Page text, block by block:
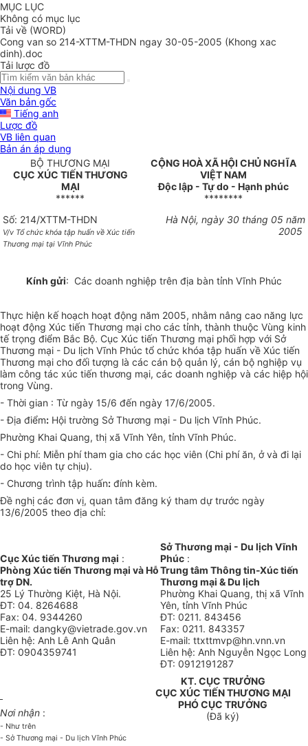
MỤC LỤC
Không có mục lục
Tải về (WORD)
Cong van so 214-XTTM-THDN ngay 30-05-2005 (Khong xac
dinh).doc
Tải lược đồ
Nội dung VB
Văn bản gốc
Tiếng anh
Lược đồ
VB liên quan
Bản án áp dụng
BỘ THƯƠNG MẠI
CỤC XÚC TIẾN THƯƠNG
MẠI
******
CỘNG HOÀ XÃ HỘI CHỦ NGHĨA
VIỆT NAM
Độc lập - Tự do - Hạnh phúc
********
Số: 214/XTTM-THDN
V/v Tổ chức khóa tập huấn về Xúc tiến
Thương mại tại Vĩnh Phúc
Hà Nội, ngày 30 tháng 05 năm
2005
Kính gửi: Các doanh nghiệp trên địa bàn tỉnh Vĩnh Phúc
Thực hiện kế hoạch hoạt động năm 2005, nhằm nâng cao năng lực
hoạt động Xúc tiến Thương mại cho các tỉnh, thành thuộc Vùng kinh
tế trọng điểm Bắc Bộ. Cục Xúc tiến Thương mại phối hợp với Sở
Thương mại - Du lịch Vĩnh Phúc tổ chức khóa tập huấn về Xúc tiến
Thương mại cho đối tượng là các cán bộ quản lý, cán bộ nghiệp vụ
làm công tác xúc tiến thương mại, các doanh nghiệp và các hiệp hội
trong Vùng.
- Thời gian : Từ ngày 15/6 đến ngày 17/6/2005.
- Địa điểm: Hội trường Sở Thương mại - Du lịch Vĩnh Phúc.
Phường Khai Quang, thị xã Vĩnh Yên, tỉnh Vĩnh Phúc.
- Chi phí: Miễn phí tham gia cho các học viên (Chi phí ăn, ở và đi lại
do học viên tự chịu).
- Chương trình tập huấn: đính kèm.
Đề nghị các đơn vị, quan tâm đăng ký tham dự trước ngày
13/6/2005 theo địa chỉ:
Cục Xúc tiến Thương mại :
Phòng Xúc tiến Thương mại và Hỗ
trợ DN.
25 Lý Thường Kiệt, Hà Nội.
ĐT: 04. 8264688
Fax: 04. 9344260
E-mail: dangky@vietrade.gov.vn
Liên hệ: Anh Lê Anh Quân
ĐT: 0904359741
Sở Thương mại - Du lịch Vĩnh
Phúc :
Trung tâm Thông tin-Xúc tiến
Thương mại & Du lịch
Phường Khai Quang, thị xã Vĩnh
Yên, tỉnh Vĩnh Phúc
ĐT: 0211. 843456
Fax: 0211. 843357
E-mail: ttxttmvp@hn.vnn.vn
Liên hệ: Anh Nguyễn Ngọc Long
ĐT: 0912191287
Nơi nhận :
- Như trên
- Sở Thương mại - Du lịch Vĩnh Phúc
KT. CỤC TRƯỞNG
CỤC XÚC TIẾN THƯƠNG MẠI
PHÓ CỤC TRƯỞNG
(Đã ký)